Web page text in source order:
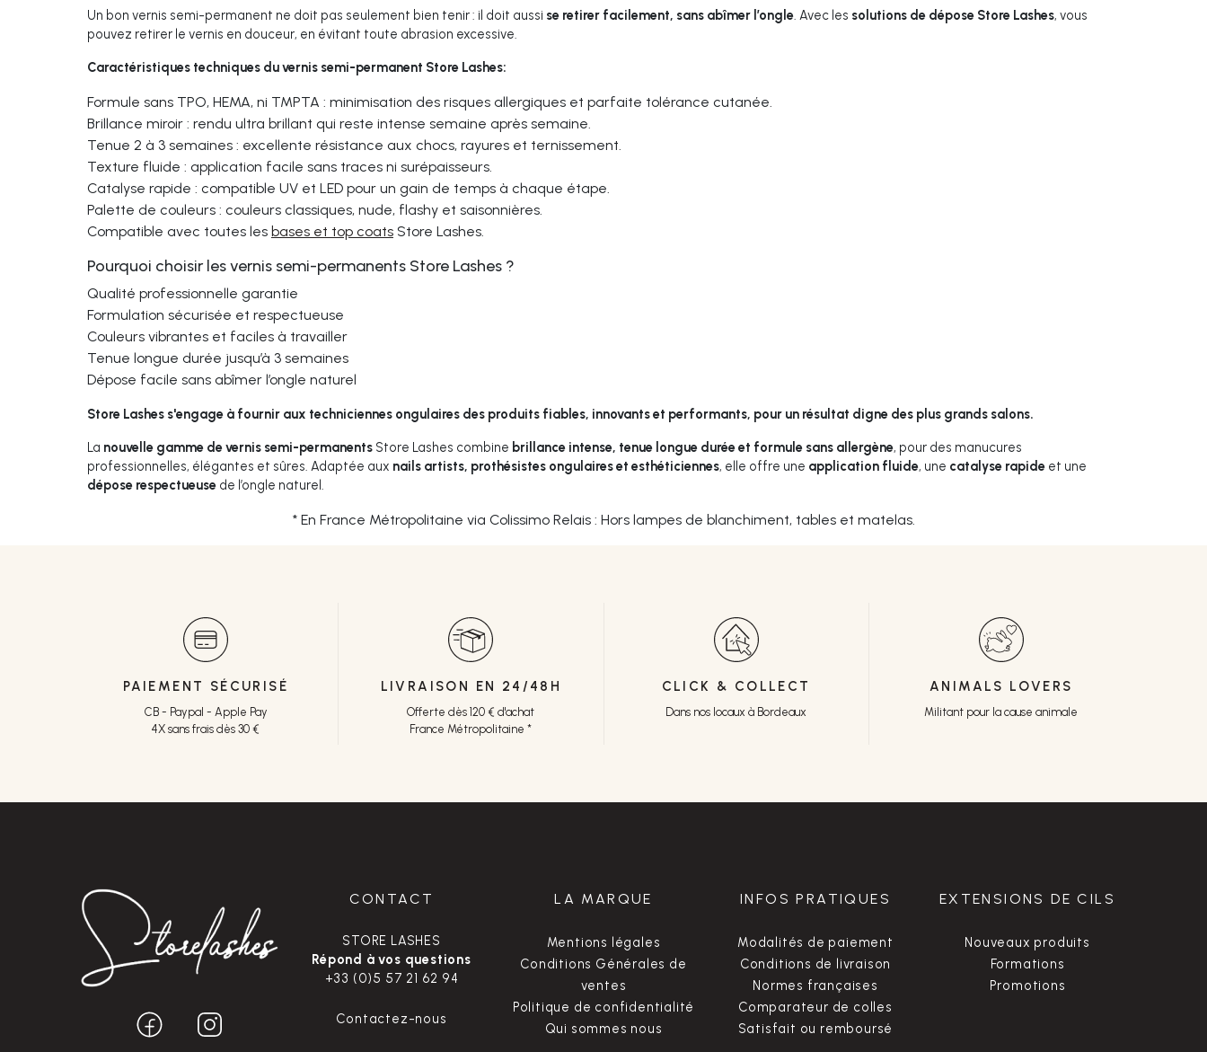
Un bon vernis semi-permanent ne doit pas seulement bien tenir : il doit aussi se retirer facilement, sans abîmer l’ongle. Avec les solutions de dépose Store Lashes, vous
pouvez retirer le vernis en douceur, en évitant toute abrasion excessive.
Caractéristiques techniques du vernis semi-permanent Store Lashes:
Formule sans TPO, HEMA, ni TMPTA : minimisation des risques allergiques et parfaite tolérance cutanée.
Brillance miroir : rendu ultra brillant qui reste intense semaine après semaine.
Tenue 2 à 3 semaines : excellente résistance aux chocs, rayures et ternissement.
Texture fluide : application facile sans traces ni surépaisseurs.
Catalyse rapide : compatible UV et LED pour un gain de temps à chaque étape.
Palette de couleurs : couleurs classiques, nude, flashy et saisonnières.
Compatible avec toutes les bases et top coats Store Lashes.
Pourquoi choisir les vernis semi-permanents Store Lashes ?
Qualité professionnelle garantie
Formulation sécurisée et respectueuse
Couleurs vibrantes et faciles à travailler
Tenue longue durée jusqu’à 3 semaines
Dépose facile sans abîmer l’ongle naturel
Store Lashes s'engage à fournir aux techniciennes ongulaires des produits fiables, innovants et performants, pour un résultat digne des plus grands salons.
La nouvelle gamme de vernis semi-permanents Store Lashes combine brillance intense, tenue longue durée et formule sans allergène, pour des manucures
professionnelles, élégantes et sûres. Adaptée aux nails artists, prothésistes ongulaires et esthéticiennes, elle offre une application fluide, une catalyse rapide et une
dépose respectueuse de l’ongle naturel.
* En France Métropolitaine via Colissimo Relais : Hors lampes de blanchiment, tables et matelas.
PAIEMENT SÉCURISÉ
CB - Paypal - Apple Pay
4X sans frais dès 30 €
LIVRAISON EN 24/48H
Offerte dès 120 € d'achat
France Métropolitaine *
CLICK & COLLECT
Dans nos locaux à Bordeaux
ANIMALS LOVERS
Militant pour la cause animale
CONTACT
STORE LASHES
Répond à vos questions
+33 (0)5 57 21 62 94
Contactez-nous
LA MARQUE
Mentions légales
Conditions Générales de
ventes
Politique de confidentialité
Qui sommes nous
INFOS PRATIQUES
Modalités de paiement
Conditions de livraison
Normes françaises
Comparateur de colles
Satisfait ou remboursé
EXTENSIONS DE CILS
Nouveaux produits
Formations
Promotions